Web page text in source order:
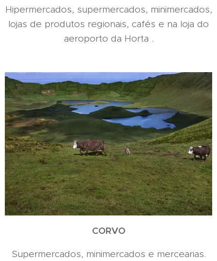
Hipermercados, supermercados, minimercados,
lojas de produtos regionais, cafés e na loja do
aeroporto da Horta .
CORVO
Supermercados, minimercados e mercearias.